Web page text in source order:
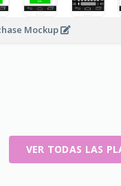
Mockup
VER TODAS LAS